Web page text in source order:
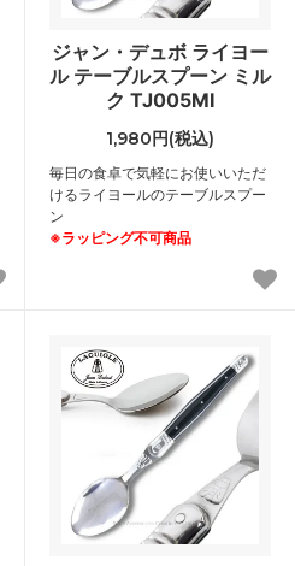
ジャン・デュボ ライヨー
ル テーブルスプーン ミル
ク TJ005MI
1,980円(税込)
毎日の食卓で気軽にお使いいただ
けるライヨールのテーブルスプー
ン
※ラッピング不可商品